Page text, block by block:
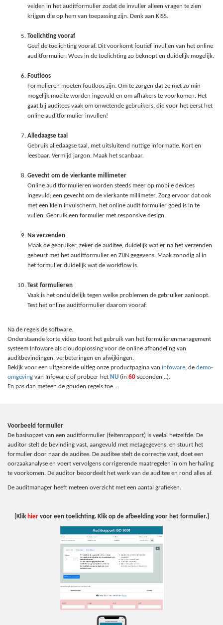
velden in het auditformulier zodat de invuller alleen vragen te zien
krijgen die op hem van toepassing zijn. Denk aan KISS.
Toelichting vooraf
Geef de toelichting vooraf. Dit voorkomt foutief invullen van het online
auditformulier. Wees in de toelichting zo beknopt en duidelijk mogelijk.
Foutloos
Formulieren moeten foutloos zijn. Om te zorgen dat ze met zo min
mogelijk moeite worden ingevuld en om afhakers te voorkomen. Het
gaat bij auditees vaak om onwetende gebruikers, die voor het eerst het
online auditformulier invullen!
Alledaagse taal
Gebruik alledaagse taal, met uitsluitend nuttige informatie. Kort en
leesbaar. Vermijd jargon. Maak het scanbaar.
Gevecht om de vierkante millimeter
Online auditformulieren worden steeds meer op mobile devices
ingevuld; een gevecht om de vierkante millimeter. Zorg ervoor dat ook
met een klein invulscherm, het online audit formulier goed is in te
vullen. Gebruik een formulier met responsive design.
Na verzenden
Maak de gebruiker, zeker de auditee, duidelijk wat er na het verzenden
gebeurt met het auditformulier en ZIJN gegevens. Maak zonodig al in
het formulier duidelijk wat de workflow is.
Test formulieren
Vaak is het onduidelijk tegen welke problemen de gebruiker aanloopt.
Test het online auditformulier daarom vooraf.
Na de regels de software.
Onderstaande korte video toont het gebruik van het formulierenmanagement
systeem Infoware als cloudoplossing voor de online afhandeling van
auditbevindingen, verbeteringen en afwijkingen.
Bekijk voor een uitgebreide uitleg onze productpagina van Infoware, de demo-
omgeving van Infoware of probeer het NU (in 60 seconden ..).
En pas dan meteen de gouden regels toe ...
Voorbeeld formulier
De basisopzet van een auditformulier (feitenrapport) is veelal hetzelfde. De
auditor stelt de bevinding vast, aangevuld met metagegevens, en stuurt het
formulier door naar de auditee. De auditee stelt de correctie vast, doet een
oorzaakanalyse en voert vervolgens corrigerende maatregelen in om herhaling
te voorkomen. De auditor beoordeelt het werk van de auditee en rond alles af.
De auditmanager heeft meteen overzicht met een aantal grafieken.
[Klik hiervoor een toelichting. Klik op de afbeelding voor het formulier.]